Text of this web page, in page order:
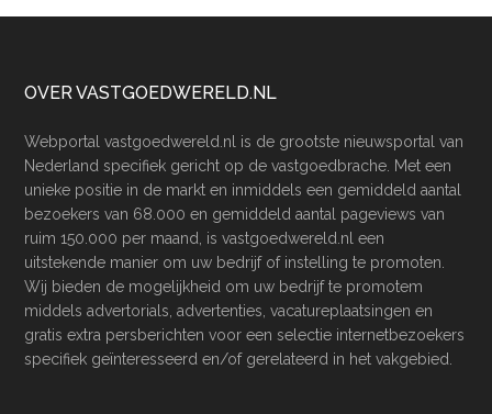
Footer
OVER VASTGOEDWERELD.NL
Webportal vastgoedwereld.nl is de grootste nieuwsportal van
Nederland specifiek gericht op de vastgoedbrache. Met een
unieke positie in de markt en inmiddels een gemiddeld aantal
bezoekers van 68.000 en gemiddeld aantal pageviews van
ruim 150.000 per maand, is vastgoedwereld.nl een
uitstekende manier om uw bedrijf of instelling te promoten.
Wij bieden de mogelijkheid om uw bedrijf te promotem
middels advertorials, advertenties, vacatureplaatsingen en
gratis extra persberichten voor een selectie internetbezoekers
specifiek geïnteresseerd en/of gerelateerd in het vakgebied.